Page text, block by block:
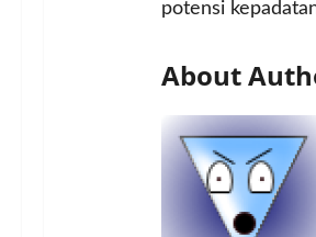
potensi
About